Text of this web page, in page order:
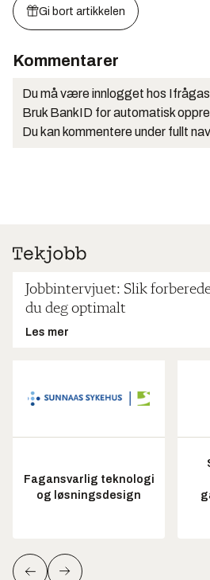
Gi bort artikkelen
Kommentarer
Du må være innlogget hos
Bruk BankID for automatisk
Du kan kommentere under fullt
Jobbintervjuet: Slik
du deg optimalt
Les mer
Fagansvarlig teknologi
og løsningsdesign